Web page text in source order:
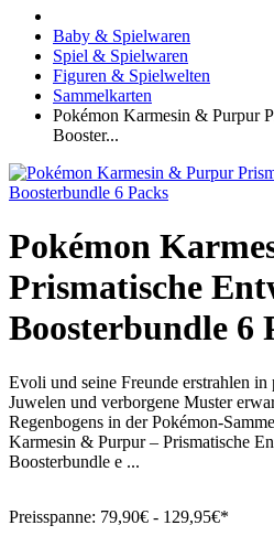
Baby & Spielwaren
Spiel & Spielwaren
Figuren & Spielwelten
Sammelkarten
Pokémon Karmesin & Purpur
Booster...
Pokémon
Prismatische
Boosterbundle 6
Evoli und seine Freunde erstrahlen
Juwelen und verborgene Muster
Regenbogens in der Pokémon-
Karmesin & Purpur – Prismatische
Boosterbundle e ...
Preisspanne: 79,90€ - 129,95€*